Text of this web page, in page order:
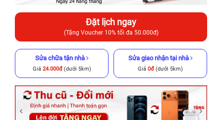
Đặt lịch ngay
(Tặng Voucher 10% tối đa 50.000đ)
Sửa chữa tận nhà
Giá 24.000đ(dưới 5km)
Sửa giao nhận tại nhà
Giá 0đ (dưới 5km)